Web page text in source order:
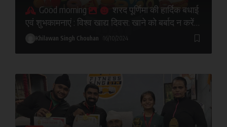
Good morning
शरद पूर्णिमा की हार्दिक बधाई
एवं शुभकामनाएं : विश्व खाद्य दिवस: खाने को बर्बाद न करें
इसे बचाएं और दूसरों के साथ बांटना सीखें, जानिए तारीख,
इतिहास, थीम और इस दिन का उद्देश्य
Khilawan Singh Chouhan 16/10/2024